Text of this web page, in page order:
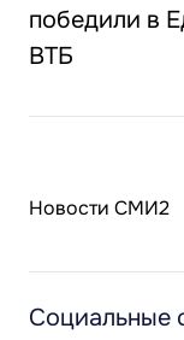
победили в
ВТБ
Новости СМИ2
Социальные